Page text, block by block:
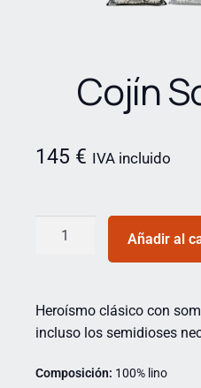
Cojín
145 € IVA incluido
Añadir al
Heroísmo clásico con
incluso los semidioses
Composición: 100% lino